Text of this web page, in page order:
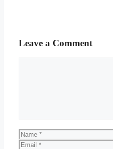
Leave a Comment
Name
Email